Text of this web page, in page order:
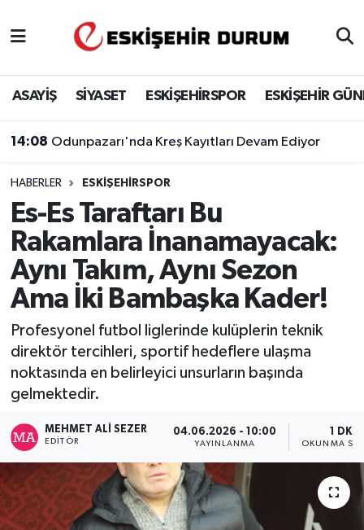
ASAYİŞ SİYASET ESKİŞEHİRSPOR ESKİŞEHİR
14:08 Odunpazarı'nda Kreş Kayıtları Devam Ediyor
HABERLER ESKIŞEHIRSPOR
Es-Es Taraftarı Bu
Rakamlara İnanamayacak:
Aynı Takım, Aynı Sezon
Ama İki Bambaşka Kader!
Profesyonel futbol liglerinde kulüplerin teknik
direktör tercihleri, sportif hedeflere ulaşma
noktasında en belirleyici unsurların başında
gelmektedir.
MEHMET ALI SEZER
EDITÖR
04.06.2026 - 10:00
YAYINLANMA
1 DK
OKUNMA
Eskişehir Hava Durumu
Eskişehir Namaz Vakitleri
Eskişehir Trafik Yoğunluk Haritası
Süper Lig Puan Durumu ve Fikstür
Tüm Manşetler
Son Dakika Haberleri
Haber Arşivi